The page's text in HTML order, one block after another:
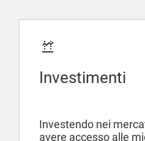
Investimenti
Investendo nei
avere accesso alle